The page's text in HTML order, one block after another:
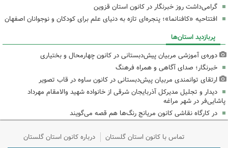
گرامی‌داشت روز خبرنگار در کانون استان قزوین
افتتاحیه «کافنانما»؛ پنجره‌ای تازه به دنیای علم برای کودکان و نوجوانان اصفهان
پربازدید استان‌ها
دوره‌ی آموزشی مربیان پیش‌دبستانی در کانون چهارمحال و بختیاری
خبرنگار؛ صدای آگاهی و همراه فرهنگ
ارتقای توانمندی مربیان پیش‌دبستانی در کانون ساوه در قاب تصویر
دیدار و تجلیل مدیرکل آذربایجان شرقی از خانواده شهید والامقام مهرداد
پاشایی‌فر در شهر مراغه
در کارگاه نقاشی کانون مریانج رنگ‌ها هم قصه می‌گویند
تماس با کانون استان گلستان درباره کانون استان گلستان